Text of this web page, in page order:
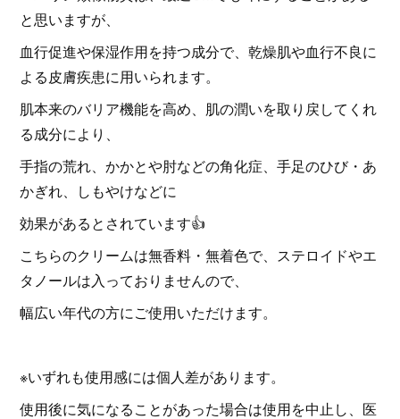
と思いますが、
血行促進や保湿作用を持つ成分で、乾燥肌や血行不良に
よる皮膚疾患に用いられます。
肌本来のバリア機能を高め、肌の潤いを取り戻してくれ
る成分により、
手指の荒れ、かかとや肘などの角化症、手足のひび・あ
かぎれ、しもやけなどに
効果があるとされています👍
こちらのクリームは無香料・無着色で、ステロイドやエ
タノールは入っておりませんので、
幅広い年代の方にご使用いただけます。
※いずれも使用感には個人差があります。
使用後に気になることがあった場合は使用を中止し、医